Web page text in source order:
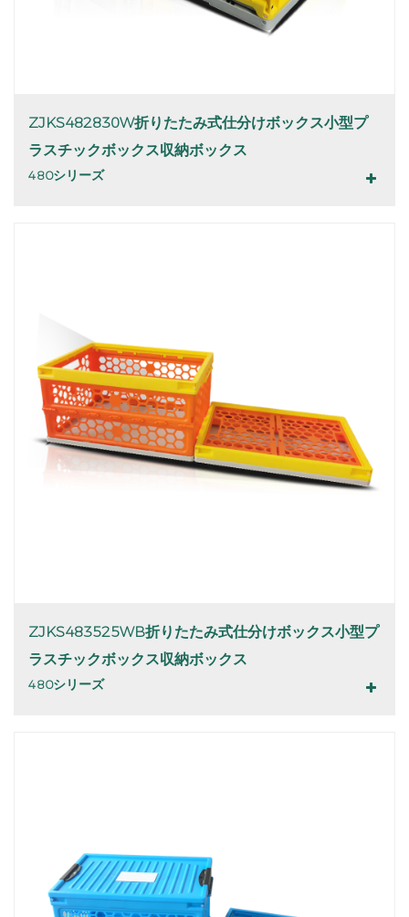
ZJKS482830W折りたたみ式仕分けボックス小型プ
ラスチックボックス収納ボックス
480シリーズ
ZJKS483525WB折りたたみ式仕分けボックス小型プ
ラスチックボックス収納ボックス
480シリーズ